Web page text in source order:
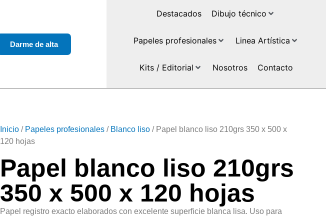
Darme de alta
Destacados Dibujo técnico
Papeles profesionales Linea Artística
Kits / Editorial Nosotros Contacto
Inicio / Papeles profesionales / Blanco liso / Papel blanco liso 210grs 350 x 500 x
120 hojas
Papel blanco liso 210grs
350 x 500 x 120 hojas
Papel registro exacto elaborados con excelente superficie blanca lisa. Uso para